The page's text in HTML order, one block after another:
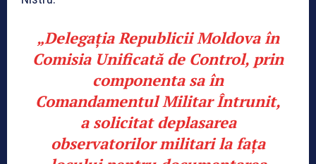
„Delegația Republicii Moldova în
Comisia Unificată de Control, prin
componenta sa în
Comandamentul Militar Întrunit,
a solicitat deplasarea
observatorilor militari la fața